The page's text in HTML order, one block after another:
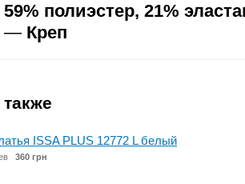
59% полиэстер, 21%
— Креп
ISSA PLUS 12772 L белый
360 грн